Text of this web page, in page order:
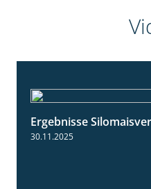
Ergebnisse
30.11.2025